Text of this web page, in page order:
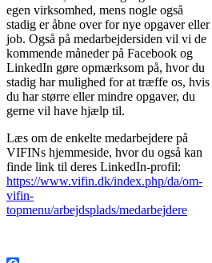
egen virksomhed, mens nogle også
stadig er åbne over for nye opgaver eller
job. Også på medarbejdersiden vil vi de
kommende måneder på Facebook og
LinkedIn gøre opmærksom på, hvor du
stadig har mulighed for at træffe os, hvis
du har større eller mindre opgaver, du
gerne vil have hjælp til.
Læs om de enkelte medarbejdere på
VIFINs hjemmeside, hvor du også kan
finde link til deres LinkedIn-profil:
https://www.vifin.dk/index.php/da/om-
vifin-
topmenu/arbejdsplads/medarbejdere